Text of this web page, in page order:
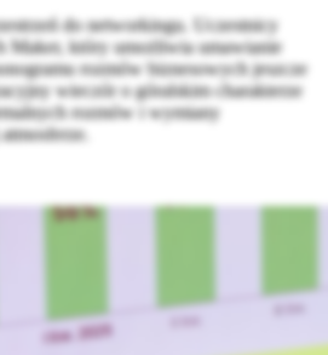
do networkingu. Uczestnicy
Maker, który umożliwia umawianie
rozmów biznesowych jeszcze
wieczór o góralskim charakterze
rozmów i wymiany